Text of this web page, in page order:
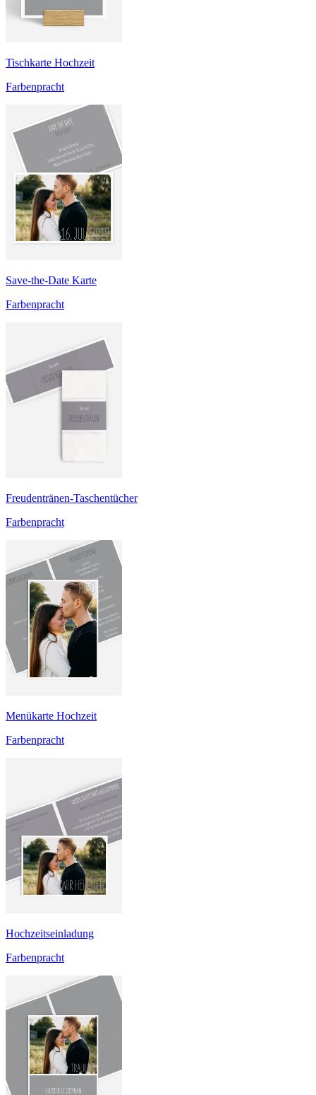
Tischkarte Hochzeit
Farbenpracht
Save-the-Date Karte
Farbenpracht
Freudentränen-Taschentücher
Farbenpracht
Menükarte Hochzeit
Farbenpracht
Hochzeitseinladung
Farbenpracht